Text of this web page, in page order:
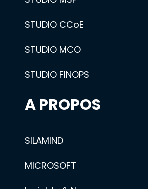
STUDIO CCoE
STUDIO MCO
STUDIO FINOPS
A PROPOS
SILAMIND
MICROSOFT